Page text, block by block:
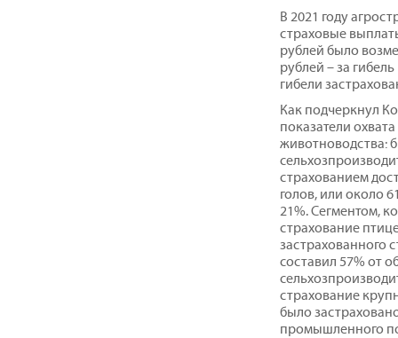
В 2021 году
страховые
рублей было
рублей – за
гибели
Как подчеркнул
показатели
животноводства:
страхованием
голов, или около
21%. Сегментом,
страхование
застрахованного
составил 57% от
страхование
было
промышленного